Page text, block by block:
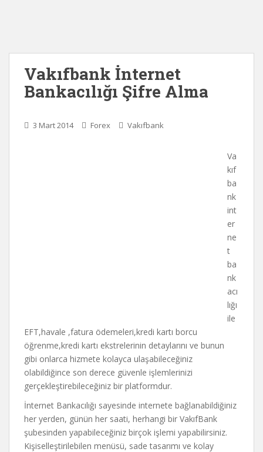
Vakıfbank İnternet
Bankacılığı Şifre Alma
3 Mart 2014 Forex Vakıfbank
Va
kıf
ba
nk
int
er
ne
t
ba
nk
acı
lığı
ile
EFT,havale ,fatura ödemeleri,kredi kartı borcu
öğrenme,kredi kartı ekstrelerinin detaylarını ve bunun
gibi onlarca hizmete kolayca ulaşabileceğiniz
olabildiğince son derece güvenle işlemlerinizi
gerçekleştirebileceğiniz bir platformdur.
İnternet Bankacılığı sayesinde internete bağlanabildiğiniz
her yerden, günün her saati, herhangi bir VakıfBank
şubesinden yapabileceğiniz birçok işlemi yapabilirsiniz.
Kişiselleştirilebilen menüsü, sade tasarımı ve kolay